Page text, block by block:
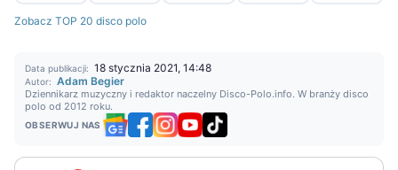
Zobacz TOP 20 disco polo
Data publikacji: 18 stycznia 2021, 14:48
Autor: Adam Begier
Dziennikarz muzyczny i redaktor naczelny Disco-Polo.info. W branży disco
polo od 2012 roku.
OBSERWUJ NAS